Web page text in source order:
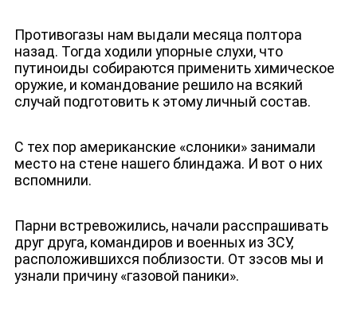
Противогазы нам выдали месяца полтора
назад. Тогда ходили упорные слухи, что
путиноиды собираются применить химическое
оружие, и командование решило на всякий
случай подготовить к этому личный состав.
С тех пор американские «слоники» занимали
место на стене нашего блиндажа. И вот о них
вспомнили.
Парни встревожились, начали расспрашивать
друг друга, командиров и военных из ЗСУ,
расположившихся поблизости. От зэсов мы и
узнали причину «газовой паники».